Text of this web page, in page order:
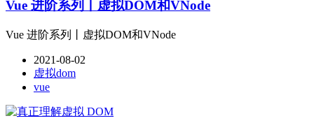
Vue 进阶系列丨虚拟DOM和VNode
Vue 进阶系列丨虚拟DOM和VNode
2021-08-02
虚拟dom
vue